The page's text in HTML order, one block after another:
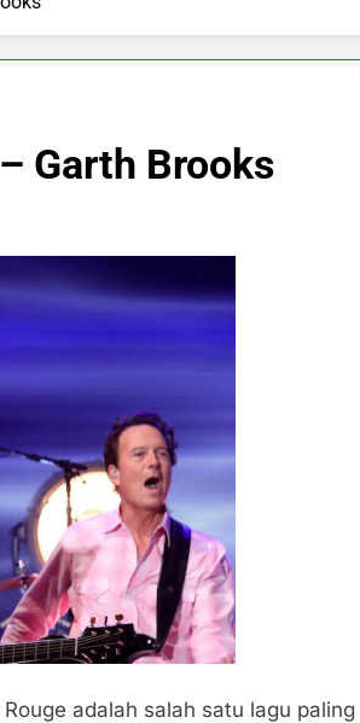
Garth Brooks
adalah salah satu lagu paling